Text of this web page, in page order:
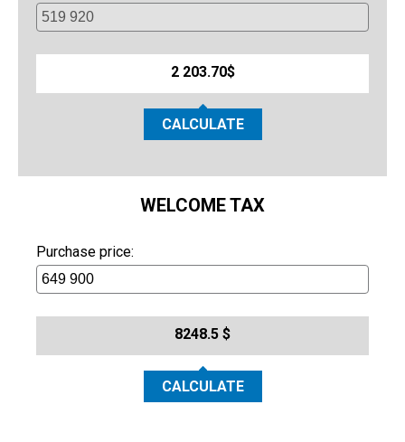
2 203.70$
CALCULATE
WELCOME TAX
Purchase price:
8248.5 $
CALCULATE